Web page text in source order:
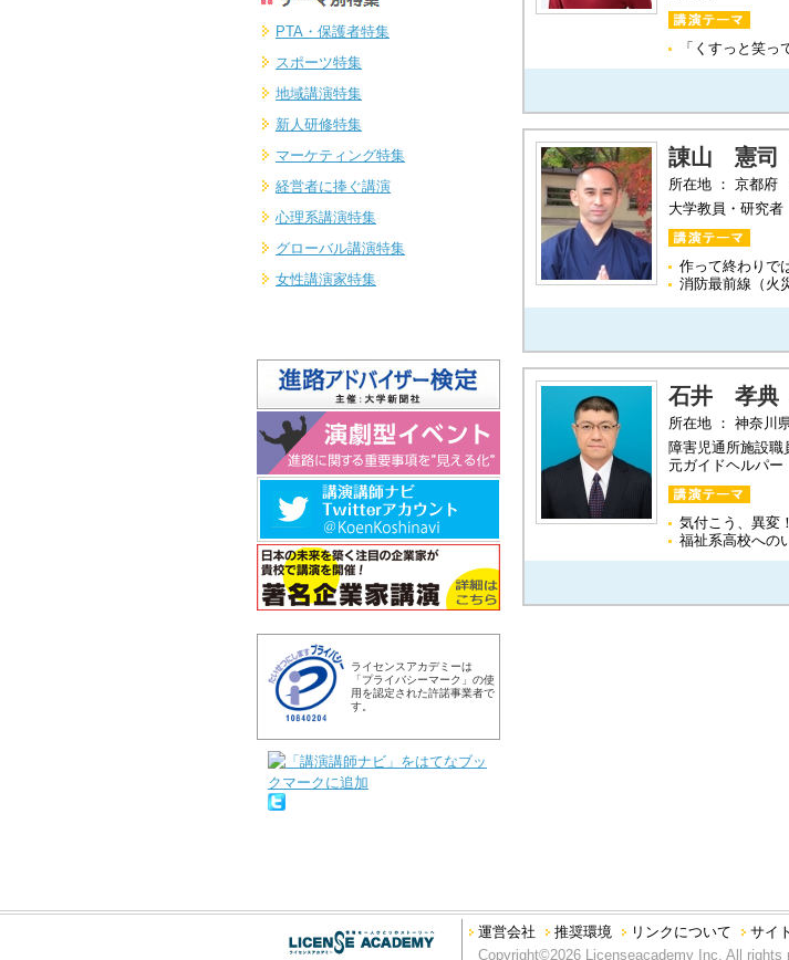
PTA・保護者特集
スポーツ特集
地域講演特集
新人研修特集
マーケティング特集
経営者に捧ぐ講演
心理系講演特集
グローバル講演特集
女性講演家特集
ライセンスアカデミーは
「プライバシーマーク」の使
用を認定された許諾事業者で
す。
「くすっと笑っ
諌山 憲司
所在地 ： 京都府
大学教員・研究
作って終わりで
消防最前線（火
石井 孝典
所在地 ： 神奈川
障害児通所施設職
元ガイドヘルパー
気付こう、異変
福祉系高校への
運営会社 推奨環境 リンクについて
サイ
Copyright©2026 Licenseacademy Inc. All rights